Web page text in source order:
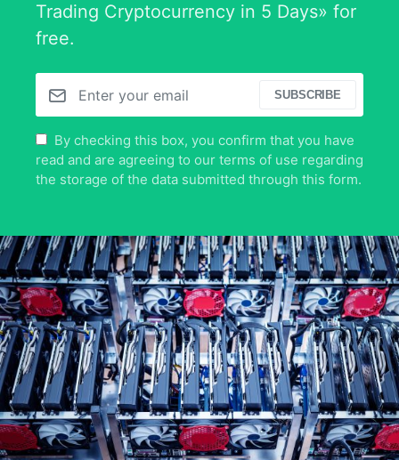
Trading Cryptocurrency in 5 Days» for
free.
SUBSCRIBE
By checking this box, you confirm that you have
read and are agreeing to our terms of use regarding
the storage of the data submitted through this form.